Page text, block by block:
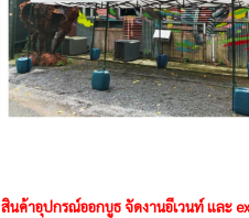
สินค้าอุปกรณ์ออกบูธ จัดงานอีเวนท์ และ